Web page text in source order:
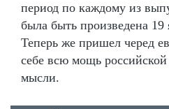
период по каждому из
была быть произведена 19
Теперь же пришел черед
себе всю мощь
мысли.